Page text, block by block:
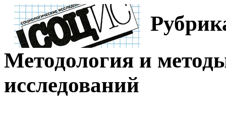
Методология и
исследований